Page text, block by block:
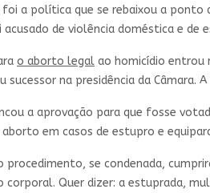
a política que se rebaixou a ponto
acusado de violência doméstica e
o aborto legal ao homicídio entrou
sucessor na presidência da Câmara.
a aprovação para que fosse
em casos de estupro e
se condenada,
corporal. Quer dizer: a estuprada,